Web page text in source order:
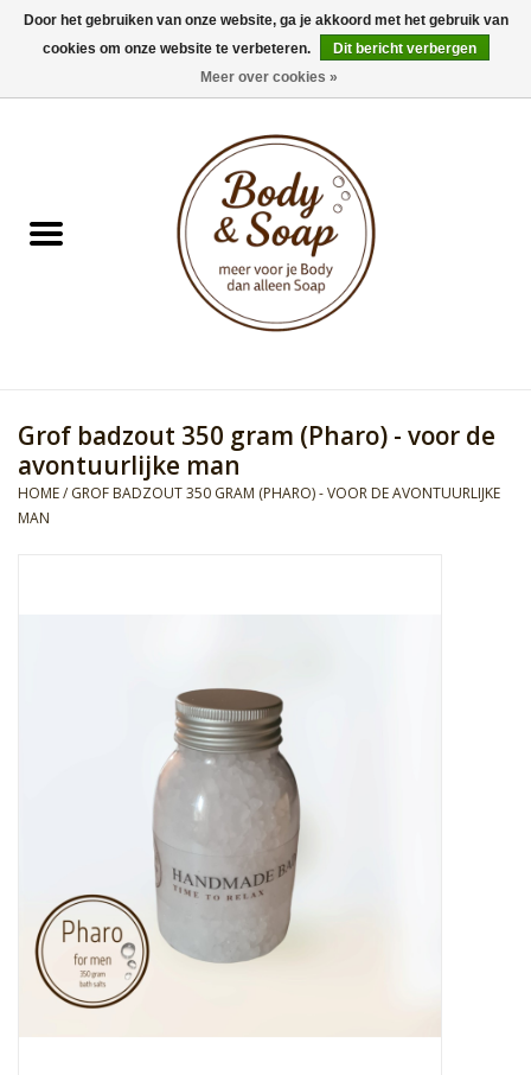
0 Artikelen - €0,00
Doucheproducten
Kids Collection
Men's Collection
Women's Collection
Blogs
Grof badzout 350 gram (Pharo) - voor de
avontuurlijke man
HOME/ GROF BADZOUT 350 GRAM (PHARO) - VOOR DE AVONTUURLIJKE
MAN
Door het gebruiken van onze website, ga je akkoord met het gebruik van
cookies om onze website te verbeteren.
Dit bericht verbergen
Meer over cookies »